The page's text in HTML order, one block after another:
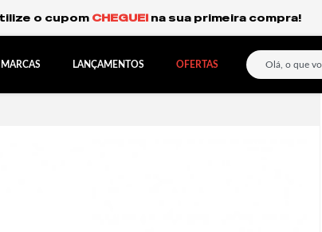
Frete Grátis Expresso para o Sul e São Paulo.
MARCAS LANÇAMENTOS OFERTAS